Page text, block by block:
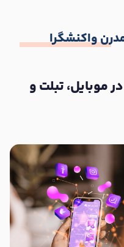
واکنشگرا
موبایل، تبلت و